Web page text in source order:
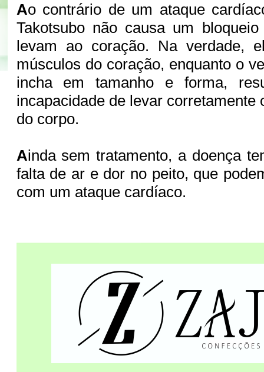
Ao contrário de um ataque
Takotsubo não causa um
levam ao coração. Na verdade,
músculos do coração, enquanto o
incha em tamanho e forma,
incapacidade de levar corretamente
do corpo.
Ainda sem tratamento, a doença
falta de ar e dor no peito, que
com um ataque cardíaco.